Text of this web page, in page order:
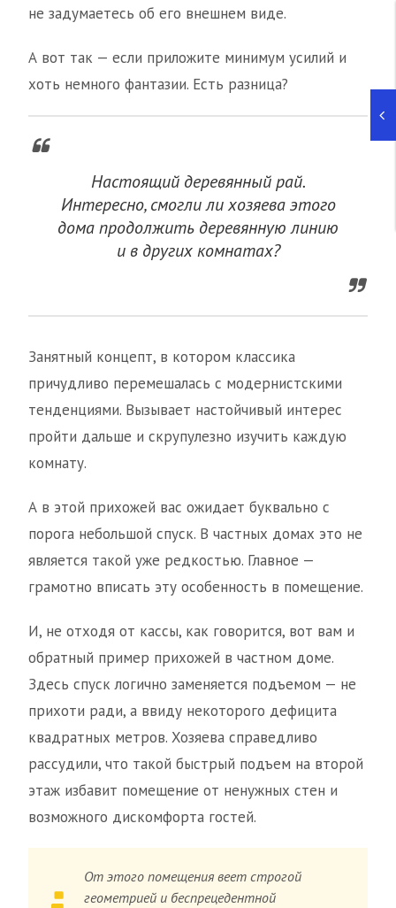
не задумаетесь об его внешнем виде.
А вот так — если приложите минимум усилий и
хоть немного фантазии. Есть разница?
Настоящий деревянный рай.
Интересно, смогли ли хозяева этого
дома продолжить деревянную линию
и в других комнатах?
Занятный концепт, в котором классика
причудливо перемешалась с модернистскими
тенденциями. Вызывает настойчивый интерес
пройти дальше и скрупулезно изучить каждую
комнату.
А в этой прихожей вас ожидает буквально с
порога небольшой спуск. В частных домах это не
является такой уже редкостью. Главное —
грамотно вписать эту особенность в помещение.
И, не отходя от кассы, как говорится, вот вам и
обратный пример прихожей в частном доме.
Здесь спуск логично заменяется подъемом — не
прихоти ради, а ввиду некоторого дефицита
квадратных метров. Хозяева справедливо
рассудили, что такой быстрый подъем на второй
этаж избавит помещение от ненужных стен и
возможного дискомфорта гостей.
От этого помещения веет строгой
геометрией и беспрецедентной